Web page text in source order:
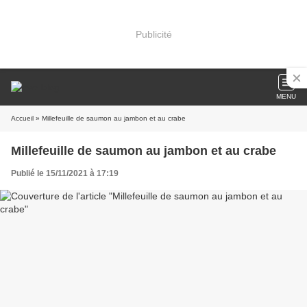
Publicité
MENU
Accueil » Millefeuille de saumon au jambon et au crabe
Millefeuille de saumon au jambon et au crabe
Publié le 15/11/2021 à 17:19